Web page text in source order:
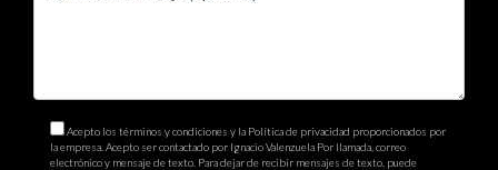
Acepto los términos y condiciones y la Política de privacidad proporcionados por
la empresa. Acepto ser contactado por Ignacio Valenzuela Por llamada, correo
electrónico y mensaje de texto. Para dejar de recibir mensajes de texto, puede